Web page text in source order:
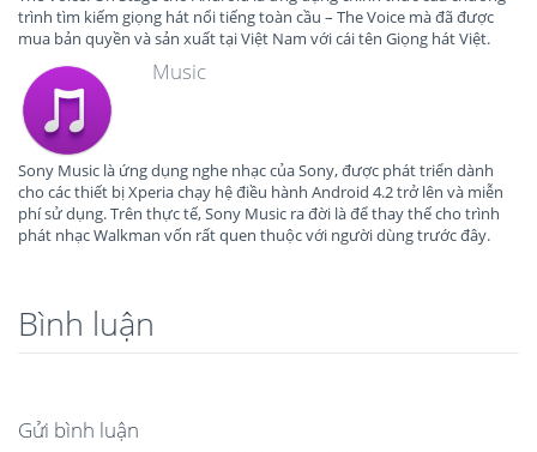
trình tìm kiếm giọng hát nổi tiếng toàn cầu – The Voice mà đã được
mua bản quyền và sản xuất tại Việt Nam với cái tên Giọng hát Việt.
Music
Sony Music là ứng dụng nghe nhạc của Sony, được phát triển dành
cho các thiết bị Xperia chạy hệ điều hành Android 4.2 trở lên và miễn
phí sử dụng. Trên thực tế, Sony Music ra đời là để thay thế cho trình
phát nhạc Walkman vốn rất quen thuộc với người dùng trước đây.
Bình luận
Gửi bình luận